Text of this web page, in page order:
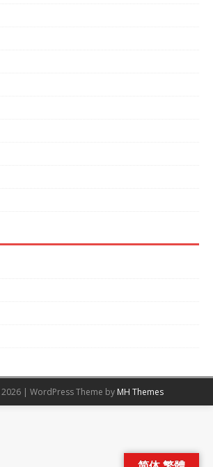
| WordPress Theme by MH Themes